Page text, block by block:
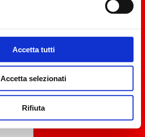
Accetta tutti
Accetta selezionati
Rifiuta